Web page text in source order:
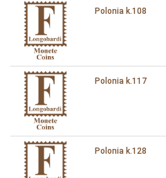
Polonia k.108
Polonia k.117
Polonia k.128